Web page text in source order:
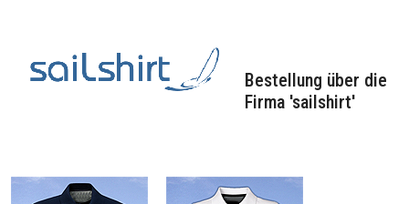
Bestellung über die
Firma 'sailshirt'